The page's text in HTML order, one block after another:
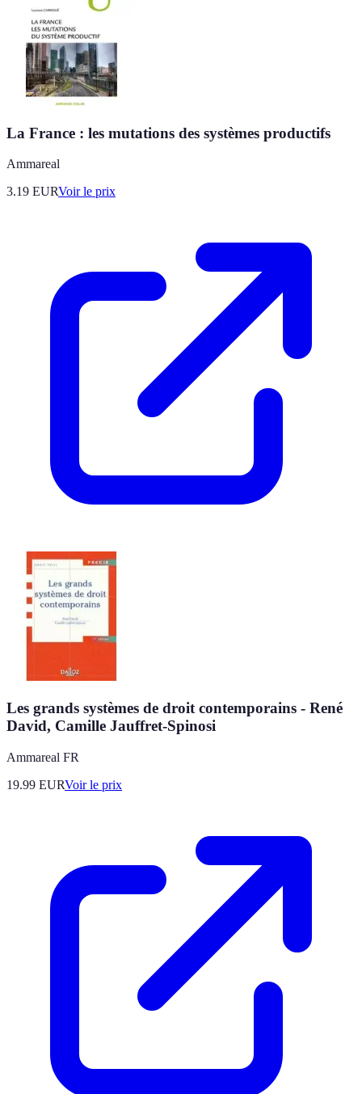
La France : les mutations des systèmes productifs
Ammareal
3.19 EURVoir le prix
Les grands systèmes de droit contemporains - René
David, Camille Jauffret-Spinosi
Ammareal FR
19.99 EURVoir le prix